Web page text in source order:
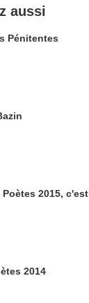
aussi
Pénitentes
2015, c'est
2014